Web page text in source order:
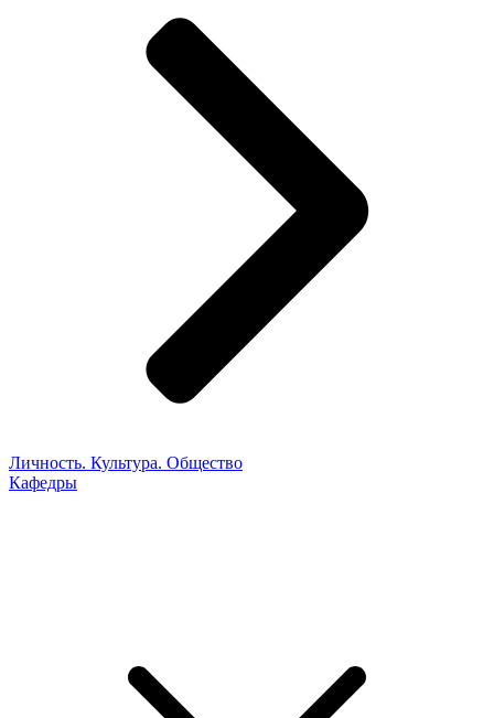
Личность. Культура. Общество
Кафедры